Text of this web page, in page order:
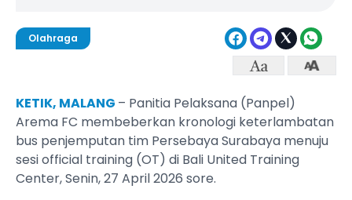
Olahraga
KETIK, MALANG – Panitia Pelaksana (Panpel)
Arema FC membeberkan kronologi keterlambatan
bus penjemputan tim Persebaya Surabaya menuju
sesi official training (OT) di Bali United Training
Center, Senin, 27 April 2026 sore.